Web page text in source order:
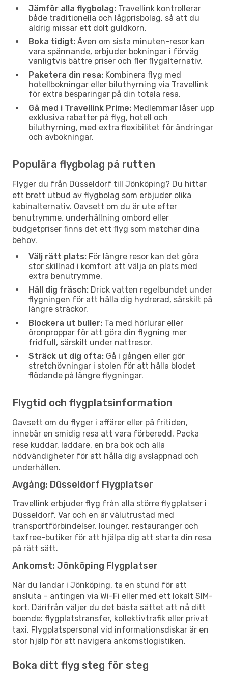
Jämför alla flygbolag: Travellink kontrollerar
både traditionella och lågprisbolag, så att du
aldrig missar ett dolt guldkorn.
Boka tidigt: Även om sista minuten-resor kan
vara spännande, erbjuder bokningar i förväg
vanligtvis bättre priser och fler flygalternativ.
Paketera din resa: Kombinera flyg med
hotellbokningar eller biluthyrning via Travellink
för extra besparingar på din totala resa.
Gå med i Travellink Prime: Medlemmar låser upp
exklusiva rabatter på flyg, hotell och
biluthyrning, med extra flexibilitet för ändringar
och avbokningar.
Populära flygbolag på rutten
Flyger du från Düsseldorf till Jönköping? Du hittar
ett brett utbud av flygbolag som erbjuder olika
kabinalternativ. Oavsett om du är ute efter
benutrymme, underhållning ombord eller
budgetpriser finns det ett flyg som matchar dina
behov.
Välj rätt plats: För längre resor kan det göra
stor skillnad i komfort att välja en plats med
extra benutrymme.
Håll dig fräsch: Drick vatten regelbundet under
flygningen för att hålla dig hydrerad, särskilt på
längre sträckor.
Blockera ut buller: Ta med hörlurar eller
öronproppar för att göra din flygning mer
fridfull, särskilt under nattresor.
Sträck ut dig ofta: Gå i gången eller gör
stretchövningar i stolen för att hålla blodet
flödande på längre flygningar.
Flygtid och flygplatsinformation
Oavsett om du flyger i affärer eller på fritiden,
innebär en smidig resa att vara förberedd. Packa
rese kuddar, laddare, en bra bok och alla
nödvändigheter för att hålla dig avslappnad och
underhållen.
Avgång: Düsseldorf Flygplatser
Travellink erbjuder flyg från alla större flygplatser i
Düsseldorf. Var och en är välutrustad med
transportförbindelser, lounger, restauranger och
taxfree-butiker för att hjälpa dig att starta din resa
på rätt sätt.
Ankomst: Jönköping Flygplatser
När du landar i Jönköping, ta en stund för att
ansluta – antingen via Wi-Fi eller med ett lokalt SIM-
kort. Därifrån väljer du det bästa sättet att nå ditt
boende: flygplatstransfer, kollektivtrafik eller privat
taxi. Flygplatspersonal vid informationsdiskar är en
stor hjälp för att navigera ankomstlogistiken.
Boka ditt flyg steg för steg